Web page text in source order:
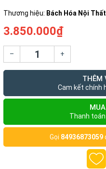
Thương hiệu: Bách Hóa Nội Thất
3.850.000₫
– +
THÊM
Cam kết chính
Thanh
Gọi 84936873059